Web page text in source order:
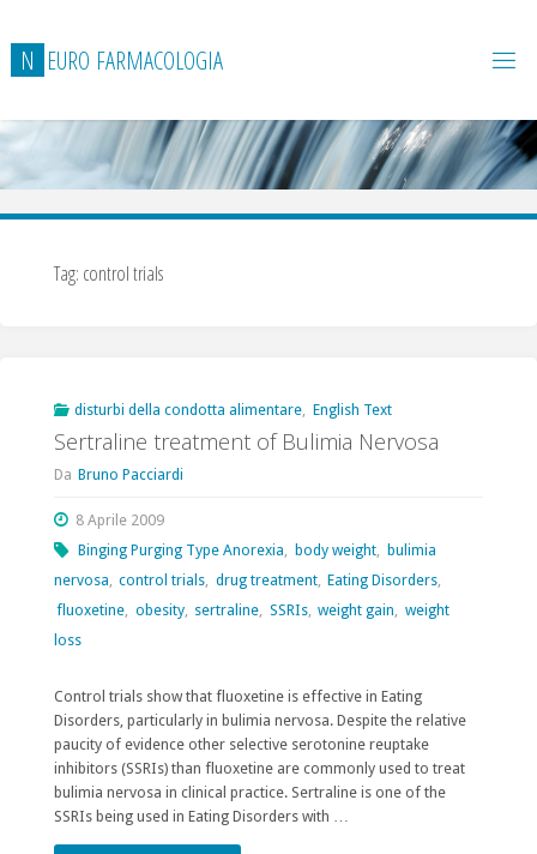
contenuto
N EURO FARMACOLOGIA
Tag: control trials
disturbi della condotta alimentare, English Text
Sertraline treatment of Bulimia Nervosa
Da Bruno Pacciardi
8 Aprile 2009
Binging Purging Type Anorexia, body weight, bulimia
nervosa, control trials, drug treatment, Eating Disorders,
fluoxetine, obesity, sertraline, SSRIs, weight gain, weight
loss
Control trials show that fluoxetine is effective in Eating
Disorders, particularly in bulimia nervosa. Despite the relative
paucity of evidence other selective serotonine reuptake
inhibitors (SSRIs) than fluoxetine are commonly used to treat
bulimia nervosa in clinical practice. Sertraline is one of the
SSRIs being used in Eating Disorders with …